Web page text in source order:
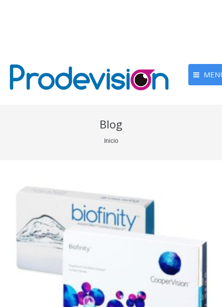
Blog
Inicio